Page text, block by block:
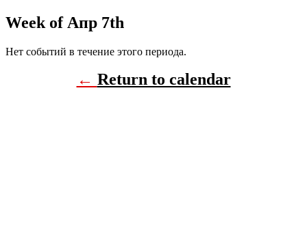
Week of Апр 7th
Нет событий в течение этого периода.
← Return to calendar